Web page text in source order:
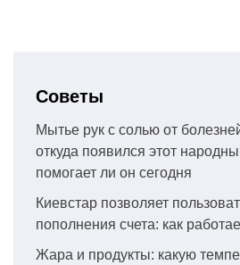
Советы
Мытье рук с солью от
откуда появился этот
помогает ли он сегодня
Киевстар позволяет
пополнения счета: как
Жара и продукты: какую